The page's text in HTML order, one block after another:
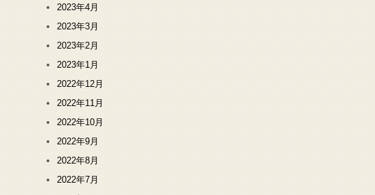
2023年4月
2023年3月
2023年2月
2023年1月
2022年12月
2022年11月
2022年10月
2022年9月
2022年8月
2022年7月